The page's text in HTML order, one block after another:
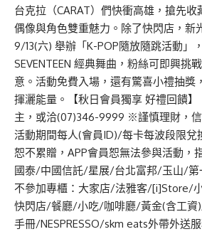
台克拉（CARAT）們快衝高雄，搶先收
偶像與角色雙重魅力。 除了快閃店 ， 新
9/13(六) 舉辦「 K-POP隨放隨跳活動」
SEVENTEEN 經典舞曲，粉絲可即興挑
意。活動免費入場，還有驚喜小禮抽獎
揮灑能量。
【秋日會員獨享 好禮回饋】
主 ，或洽(07)346-9999 ※謹慎理財，
活動期間每人(會員ID)/每卡每波段限兌
恕不累贈， APP會員恕無法參與活動，
國泰/中國信託/星展/台北富邦/玉山/第
不參加專櫃： 大家店/法雅客/[i]Store/
快閃店/餐廳/小吃/咖啡廳/黃金(含工資
手冊/NESPRESSO/skm eats外帶外送